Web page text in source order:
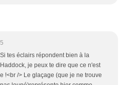
tes éclairs répondent bien à la
je peux te dire que ce n'est
!<br /> Le glaçage (que je ne trouve